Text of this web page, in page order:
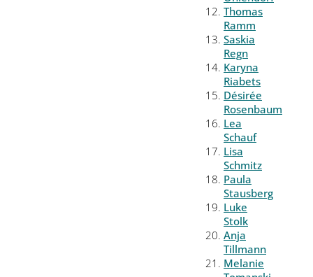
Thomas
Ramm
Saskia
Regn
Karyna
Riabets
Désirée
Rosenbaum
Lea
Schauf
Lisa
Schmitz
Paula
Stausberg
Luke
Stolk
Anja
Tillmann
Melanie